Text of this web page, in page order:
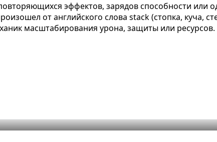
эффектов, зарядов способности или
от английского слова stack (стопка, куча,
масштабирования урона, защиты или
играх: понятное определение,